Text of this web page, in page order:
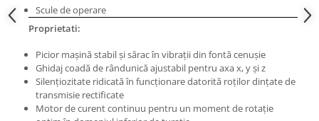
Masini pneumatice de filetat
Masini electrice de filetat
Exhaustor pentru aschii metal
Masini de gaurit cu talpa
magnetica
Instalatii de spalare a pieselor
Scule de operare
Proprietati:
Picior maşină stabil şi sărac în vibraţii din fontă cenuşie
Ghidaj coadă de rândunică ajustabil pentru axa x, y şi z
Silenţiozitate ridicată în funcţionare datorită roţilor dinţate de
transmisie rectificate
Motor de curent continuu pentru un moment de rotaţie